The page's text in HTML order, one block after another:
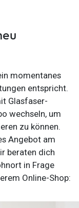
momentanes
entspricht.
Glasfaser-
wechseln, um
zu können.
Angebot am
beraten dich
in Frage
Online-Shop: